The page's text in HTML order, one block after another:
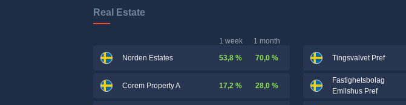
Real Estate
1 week
1 month
Norden Estates
53,8 % 70,0 %
Corem Property A 17,2 % 28,0 %
Tingsvalvet Pref
Fastighetsbolag
Emilshus Pref